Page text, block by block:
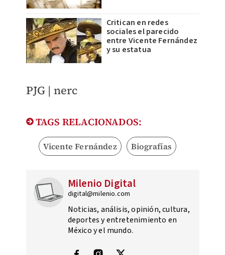
Critican en redes
sociales el parecido
entre Vicente Fernández
y su estatua
PJG | nerc
TAGS RELACIONADOS:
Vicente Fernández Biografías
Milenio Digital
digital@milenio.com
Noticias, análisis, opinión, cultura,
deportes y entretenimiento en
México y el mundo.